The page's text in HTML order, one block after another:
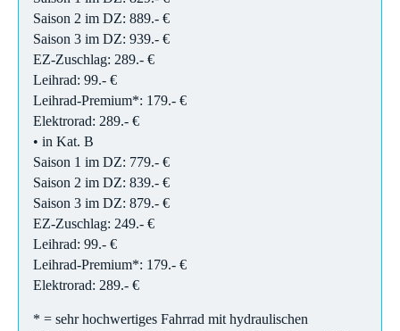
Saison 2 im DZ: 889.- €
Saison 3 im DZ: 939.- €
EZ-Zuschlag: 289.- €
Leihrad: 99.- €
Leihrad-Premium*: 179.- €
Elektrorad: 289.- €
• in Kat. B
Saison 1 im DZ: 779.- €
Saison 2 im DZ: 839.- €
Saison 3 im DZ: 879.- €
EZ-Zuschlag: 249.- €
Leihrad: 99.- €
Leihrad-Premium*: 179.- €
Elektrorad: 289.- €
* = sehr hochwertiges Fahrrad mit hydraulischen